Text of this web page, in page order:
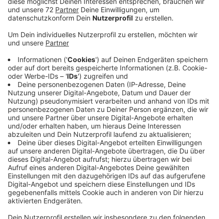
Veröffentlicht:Montag, 01.03.2021 00:00
Anzeige
Solaranlagen auf dem Dach boomen. Mehr als 150.000
Anlagen haben Hausbesitz*innen im letzten Jahr auf
ihren Dächern montieren lassen. Das sind fast doppelt
so viele wie 2019 sagt der Bundesverband
Solarwirtschaft (BSW). Ein Grund dafür: Viele möchten
ihren Co2 Ausstoß reduzieren, fahren ein Elektroauto
und möchten es mit ihrem eigenen grünen Strom
laden.
Anzeige